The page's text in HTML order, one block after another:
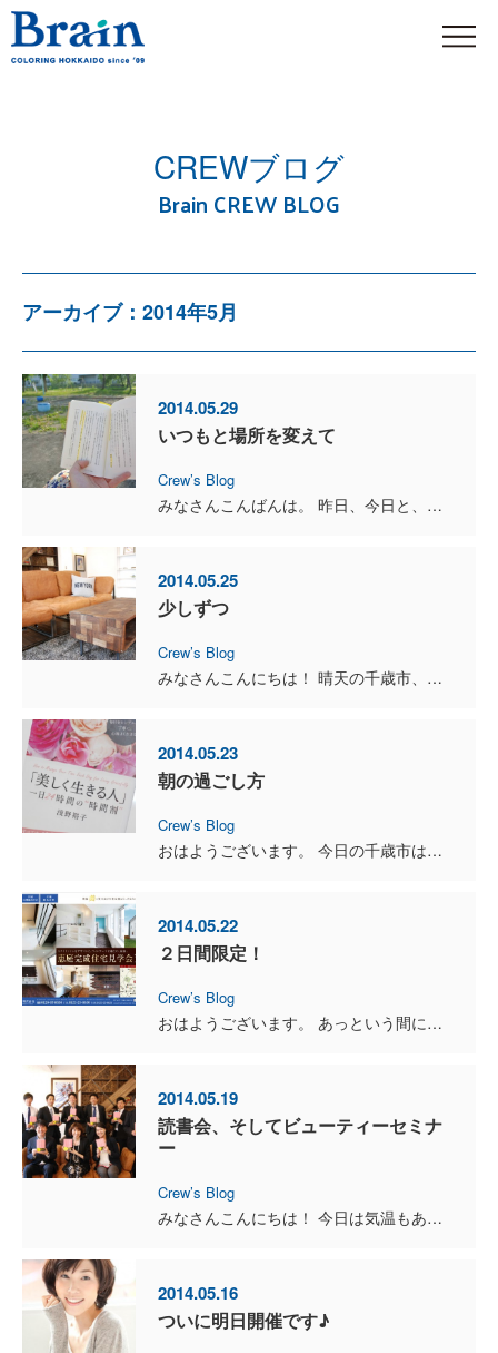
CREWブログ
Brain CREW BLOG
アーカイブ：2014年5月
2014.05.29
いつもと場所を変えて
Crew’s Blog
みなさんこんばんは。 昨日、今日と、とても暖かかったですね♪ 千歳は最近曇りの時間が多い気がしますが、 たまに太陽が顔を出すと、とても気分が良くなります！ ...
2014.05.25
少しずつ
Crew’s Blog
みなさんこんにちは！ 晴天の千歳市、現在の気温は１８℃。 少し風があるので、日の当たらない場所では肌寒く感じます。 昨日、今日は恵庭で完成住宅見学会が行われていま...
2014.05.23
朝の過ごし方
Crew’s Blog
おはようございます。 今日の千歳市は青空が広がっています！ みなさんは、朝どのように過ごしていますか？ 今、浅野裕子さんの「美しく生きる人」と...
2014.05.22
２日間限定！
Crew’s Blog
おはようございます。 あっという間に５月も下旬に突入しました。 気温変化が激しかった５月ですが、体調を崩さずに乗り越えられそうです！ さて、ホームページトップ画面...
2014.05.19
読書会、そしてビューティーセミナ
ー
Crew’s Blog
みなさんこんにちは！ 今日は気温もあがり、かなり過ごしやすかったですね♪ ５月１７日に、現役モデルの豊川月乃さんをお招きし、ビューティーセミナーを開催しました。 ...
2014.05.16
ついに明日開催です♪